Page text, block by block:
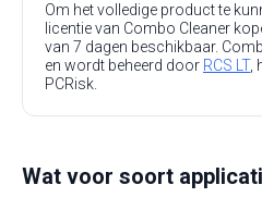
Om het volledige product te
licentie van Combo Cleaner
van 7 dagen beschikbaar.
en wordt beheerd door RCS LT,
PCRisk.
Wat voor soort